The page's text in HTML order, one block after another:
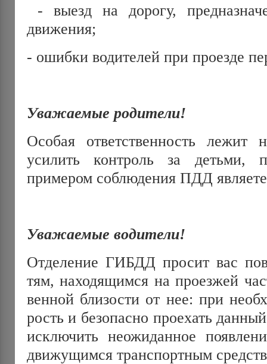
- выезд на дорогу,
движения;
- ошибки водителей при проезде
Уважаемые родители!
Особая ответственность лежит
усилить контроль за деть­ми,
примером соблюдения ПДД
Уважаемые водители!
Отделение ГИБДД просит вас
тям, находящимся на проез­жей
венной близости от нее: при
рость и безопасно проехать
исключить неожиданное
движущимся транспортным